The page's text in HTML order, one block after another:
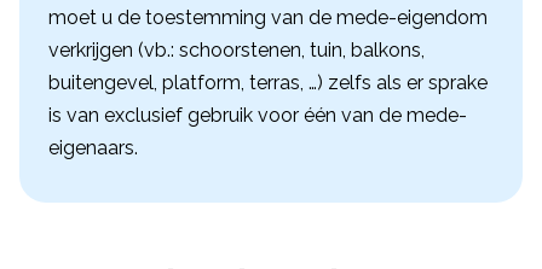
moet u de toestemming van de mede-eigendom
verkrijgen (vb.: schoorstenen, tuin, balkons,
buitengevel, platform, terras, …) zelfs als er sprake
is van exclusief gebruik voor één van de mede-
eigenaars.